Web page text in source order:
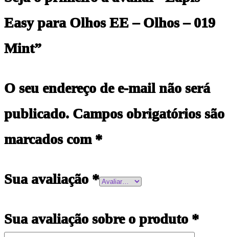
Easy para Olhos EE – Olhos – 019
Mint”
O seu endereço de e-mail não será
publicado. Campos obrigatórios são
marcados com *
Sua avaliação *
Sua avaliação sobre o produto *